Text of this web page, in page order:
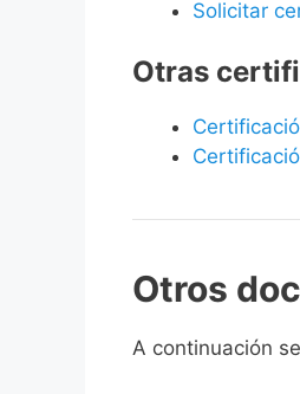
Solicitar
Otras
Otros
A continuación